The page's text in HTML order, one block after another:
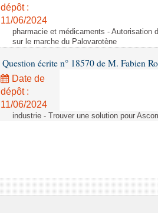
dépôt :
11/06/2024
pharmacie et médicaments - Autorisation
sur le marche du Palovarotène
Question écrite n° 18570 de M. Fabien
Date de
dépôt :
11/06/2024
industrie - Trouver une solution pour